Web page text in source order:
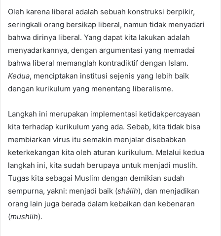
Oleh karena liberal adalah sebuah konstruksi berpikir,
seringkali orang bersikap liberal, namun tidak menyadari
bahwa dirinya liberal. Yang dapat kita lakukan adalah
menyadarkannya, dengan argumentasi yang memadai
bahwa liberal memanglah kontradiktif dengan Islam.
Kedua, menciptakan institusi sejenis yang lebih baik
dengan kurikulum yang menentang liberalisme.
Langkah ini merupakan implementasi ketidakpercayaan
kita terhadap kurikulum yang ada. Sebab, kita tidak bisa
membiarkan virus itu semakin menjalar disebabkan
keterkekangan kita oleh aturan kurikulum. Melalui kedua
langkah ini, kita sudah berupaya untuk menjadi muslih.
Tugas kita sebagai Muslim dengan demikian sudah
sempurna, yakni: menjadi baik (shâlih), dan menjadikan
orang lain juga berada dalam kebaikan dan kebenaran
(mushlih).